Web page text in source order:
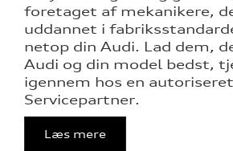
foretaget af mekanikere,
uddannet i
netop din Audi. Lad dem,
Audi og din model bedst,
igennem hos en
Servicepartner.
Læs mere